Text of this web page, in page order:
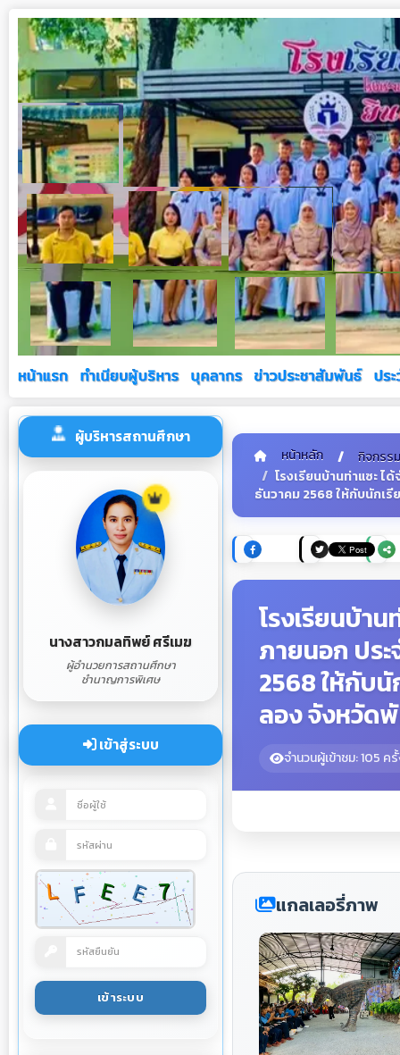
ผู้บริหารสถานศึกษา
นางสาวกมลทิพย์ ศรีเมฆ
ผู้อำนวยการสถานศึกษา
ชำนาญการพิเศษ
เข้าสู่ระบบ
หน้าหลัก
กิจกรร
โรงเรียนบ้านท่าแซะ
ธันวาคม 2568 ให้กับนักเ
โรงเรียนบ้า
ภายนอก ปร
2568 ให้กับ
ลอง จังหวัด
จำนวนผู้เข้าชม: 105 ค
แกลเลอรี่ภาพ